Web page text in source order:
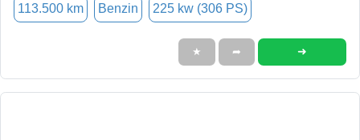
113.500 km Benzin 225 kw (306 PS)
★ ➦ ➜